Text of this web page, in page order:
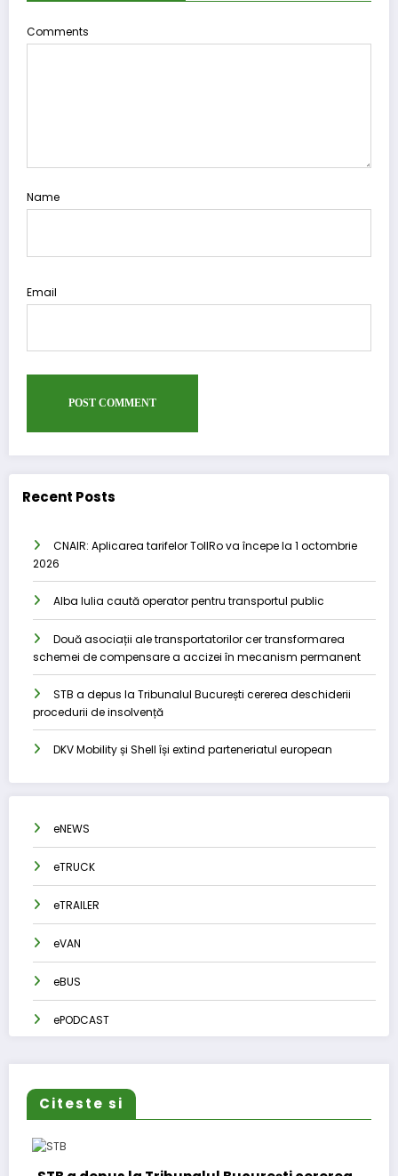
Comments
Name
Email
Recent Posts
CNAIR: Aplicarea tarifelor TollRo va începe la 1 octombrie
2026
Alba Iulia caută operator pentru transportul public
Două asociații ale transportatorilor cer transformarea
schemei de compensare a accizei în mecanism permanent
STB a depus la Tribunalul București cererea deschiderii
procedurii de insolvență
DKV Mobility și Shell își extind parteneriatul european
eNEWS
eTRUCK
eTRAILER
eVAN
eBUS
ePODCAST
Citeste si